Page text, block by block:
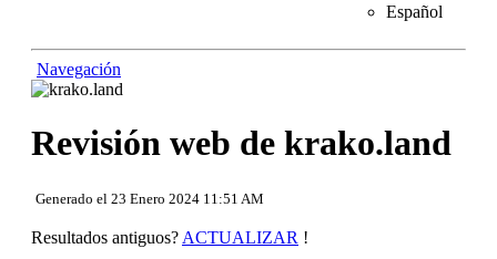
Español
Navegación
Volver arriba
Enlaces
Palabras Claves (Keywords)
Movil
Optimización
PageSpeed Insights
Revisión web de krako.land
Generado el 23 Enero 2024 11:51 AM
Resultados antiguos? ACTUALIZAR !